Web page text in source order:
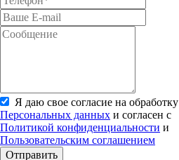
Я даю свое согласие на обработку
Персональных данных и согласен с
Политикой конфиденциальности и
Пользовательским соглашением
Отправить